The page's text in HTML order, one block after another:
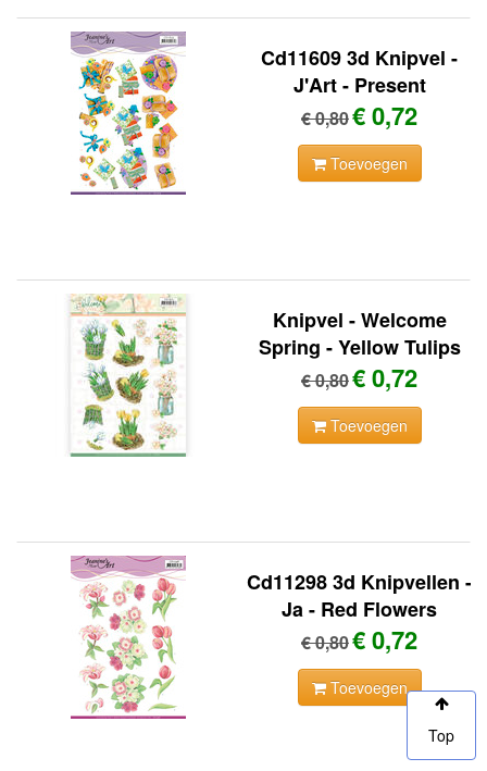
Cd11609 3d Knipvel -
J'Art - Present
€ 0,80€ 0,72
Toevoegen
Knipvel - Welcome
Spring - Yellow Tulips
€ 0,80€ 0,72
Toevoegen
Cd11298 3d Knipvellen -
Ja - Red Flowers
€ 0,80€ 0,72
Toevoegen
Top